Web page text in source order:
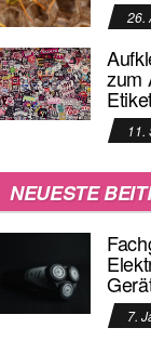
26.
zum
11.
NEUESTE
7.